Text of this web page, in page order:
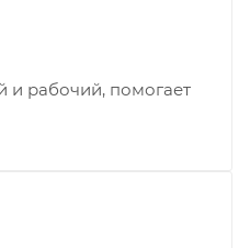
и рабочий, помогает